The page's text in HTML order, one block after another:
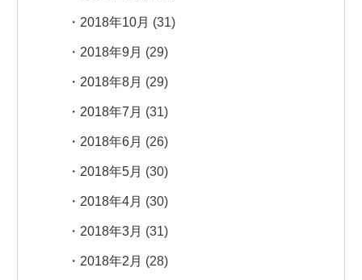
2018年10月 (31)
2018年9月 (29)
2018年8月 (29)
2018年7月 (31)
2018年6月 (26)
2018年5月 (30)
2018年4月 (30)
2018年3月 (31)
2018年2月 (28)